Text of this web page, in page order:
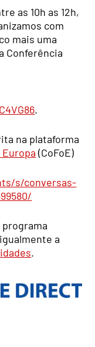
as 10h as 12h,
com
mais uma
Conferência
.
na plataforma
(CoFoE)
s/conversas-
a
.